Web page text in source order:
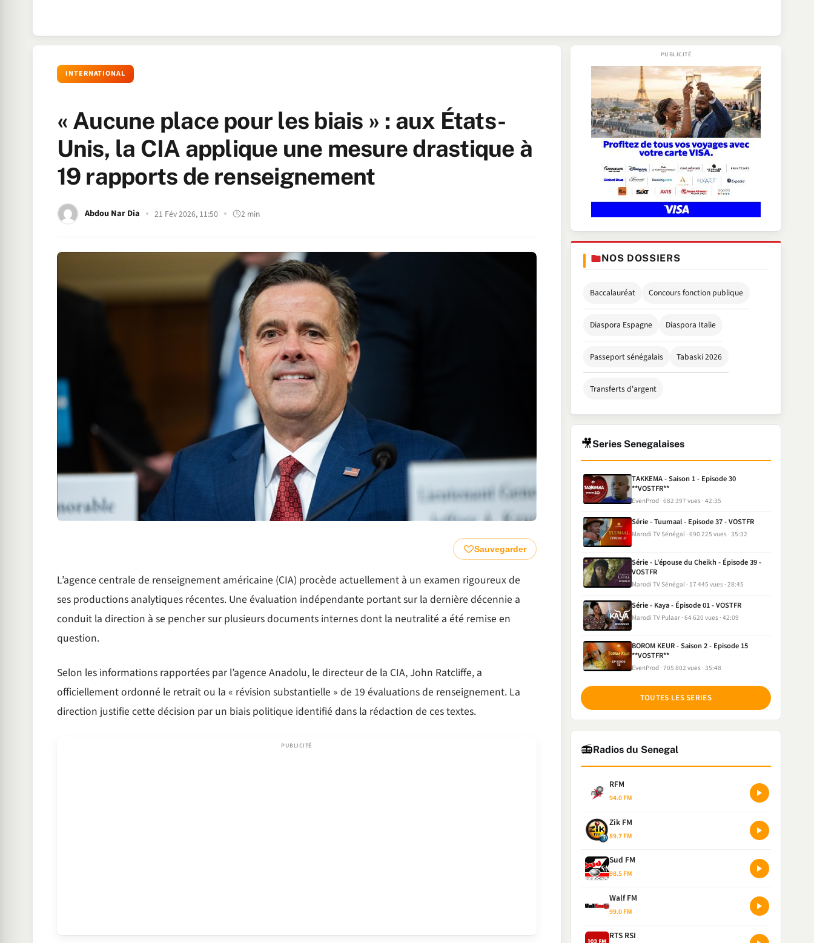
INTERNATIONAL
« Aucune place pour les biais » : aux États-
Unis, la CIA applique une mesure drastique à
19 rapports de renseignement
Abdou Nar Dia 21 Fév 2026, 11:50 2 min
Sauvegarder
L’agence centrale de renseignement américaine (CIA) procède actuellement à un examen rigoureux de
ses productions analytiques récentes. Une évaluation indépendante portant sur la dernière décennie a
conduit la direction à se pencher sur plusieurs documents internes dont la neutralité a été remise en
question.
Selon les informations rapportées par l’agence Anadolu, le directeur de la CIA, John Ratcliffe, a
officiellement ordonné le retrait ou la « révision substantielle » de 19 évaluations de renseignement. La
direction justifie cette décision par un biais politique identifié dans la rédaction de ces textes.
NOS DOSSIERS
Baccalauréat Concours fonction publique
Diaspora Espagne Diaspora Italie
Passeport sénégalais Tabaski 2026
Transferts d'argent
🎥Series Senegalaises
TAKKEMA - Saison 1 - Episode 30
**VOSTFR**
EvenProd 682 397 vues 42:35
Série - Tuumaal - Episode 37 - VOSTFR
Marodi TV Sénégal 690 225 vues 35:32
Série - L'épouse du Cheikh - Épisode 39 -
VOSTFR
Marodi TV Sénégal 17 445 vues 28:45
Série - Kaya - Épisode 01 - VOSTFR
Marodi TV Pulaar 64 620 vues 42:09
BOROM KEUR - Saison 2 - Episode 15
**VOSTFR**
EvenProd 705 802 vues 35:48
TOUTES LES SERIES
📻Radios du Senegal
RFM
94.0 FM
Zik FM
89.7 FM
Sud FM
98.5 FM
Walf FM
99.0 FM
RTS RSI